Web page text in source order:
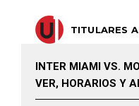
TITULARES
INTER MIAMI VS.
VER, HORARIOS Y